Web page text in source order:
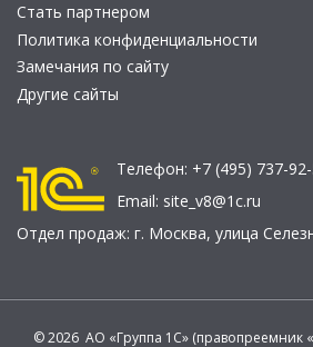
Стать партнером
Политика конфиденциальности
Замечания по сайту
Другие сайты
Телефон: +7 (495) 737-
Email: site_v8@1c.ru
Отдел продаж: г. Москва, улица
© 2026 АО «Группа 1С» (правопреемник